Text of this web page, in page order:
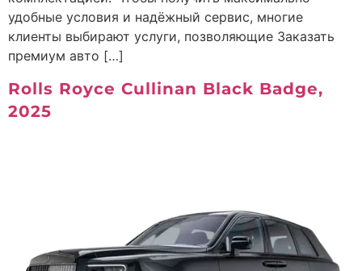
удобные условия и надёжный сервис, многие
клиенты выбирают услуги, позволяющие Заказать
премиум авто […]
Rolls Royce Cullinan Black Badge,
2025